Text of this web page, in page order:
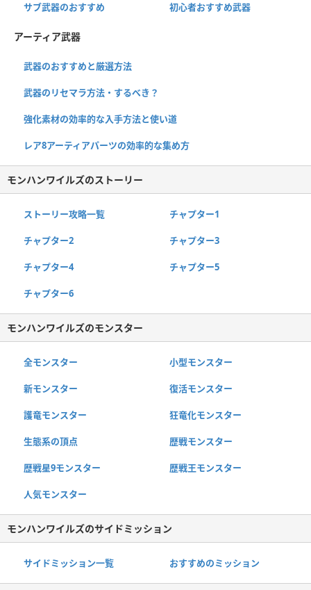
サブ武器のおすすめ 初心者おすすめ武器
アーティア武器
武器のおすすめと厳選方法
武器のリセマラ方法・するべき？
強化素材の効率的な入手方法と使い道
レア8アーティアパーツの効率的な集め方
モンハンワイルズのストーリー
ストーリー攻略一覧 チャプター1
チャプター2 チャプター3
チャプター4 チャプター5
チャプター6
モンハンワイルズのモンスター
全モンスター 小型モンスター
新モンスター 復活モンスター
護竜モンスター 狂竜化モンスター
生態系の頂点 歴戦モンスター
歴戦星9モンスター 歴戦王モンスター
人気モンスター
モンハンワイルズのサイドミッション
サイドミッション一覧 おすすめのミッション